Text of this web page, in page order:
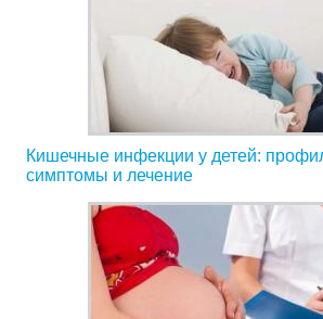
Кишечные инфекции у детей:
симптомы и лечение